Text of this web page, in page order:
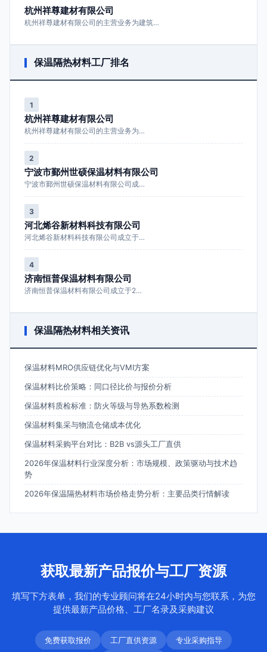
杭州祥尊建材有限公司
杭州祥尊建材有限公司的主营业务为建筑…
保温隔热材料工厂排名
1
杭州祥尊建材有限公司
杭州祥尊建材有限公司的主营业务为…
2
宁波市鄞州世硕保温材料有限公司
宁波市鄞州世硕保温材料有限公司成…
3
河北烯谷新材料科技有限公司
河北烯谷新材料科技有限公司成立于…
4
济南恒普保温材料有限公司
济南恒普保温材料有限公司成立于2…
保温隔热材料相关资讯
保温材料MRO供应链优化与VMI方案
保温材料比价策略：同口径比价与报价分析
保温材料质检标准：防火等级与导热系数检测
保温材料集采与物流仓储成本优化
保温材料采购平台对比：B2B vs源头工厂直供
2026年保温材料行业深度分析：市场规模、政策驱动与技术趋
势
2026年保温隔热材料市场价格走势分析：主要品类行情解读
获取最新产品报价与工厂资源
填写下方表单，我们的专业顾问将在24小时内与您联系，为您
提供最新产品价格、工厂名录及采购建议
免费获取报价 工厂直供资源
专业采购指导